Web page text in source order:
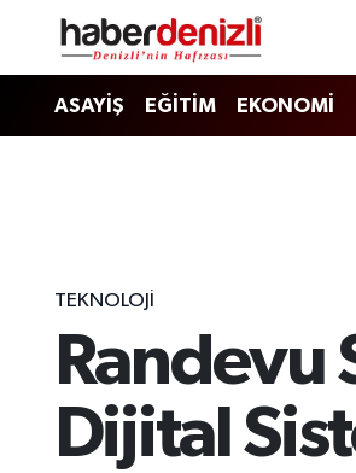
ASAYİŞ EĞİTİM EKONOMİ
TEKNOLOJİ
Randevu
Dijital
Denizli Nöbetçi Eczaneler
Tüm Manşetler
Haber Arşivi